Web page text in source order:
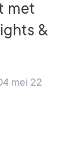
met
&
mei 22